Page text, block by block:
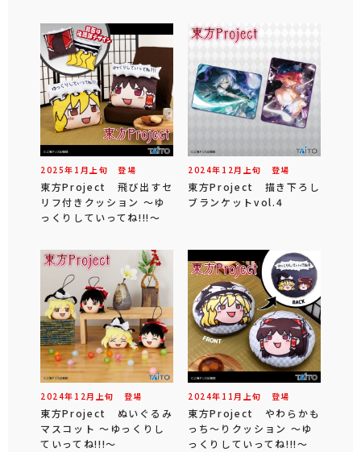
2025年 1 月 上旬 登場
東方Project 飛び出すセ
リフ付きクッション ～ゆ
っくりしていってね!!!～
2024年 12 月 上旬 登場
東方Project 描き下ろし
ブランケットvol.4
2024年 12 月 上旬 登場
東方Project ぬいぐるみ
マスコット ～ゆっくりし
ていってね!!!～
2024年 11 月 上旬 登場
東方Project やわらかも
っち～りクッション ～ゆ
っくりしていってね!!!～